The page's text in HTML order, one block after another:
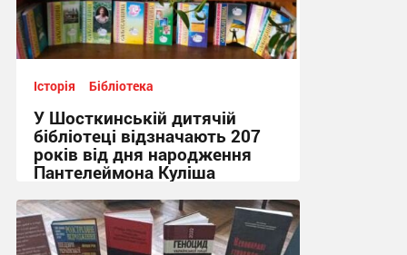
Історія Бібліотека
У Шосткинській дитячій
бібліотеці відзначають 207
років від дня народження
Пантелеймона Куліша
12:10 вчора